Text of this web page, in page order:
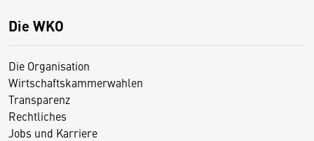
Die WKO
Die Organisation
Wirtschaftskammerwahlen
Transparenz
Rechtliches
Jobs und Karriere